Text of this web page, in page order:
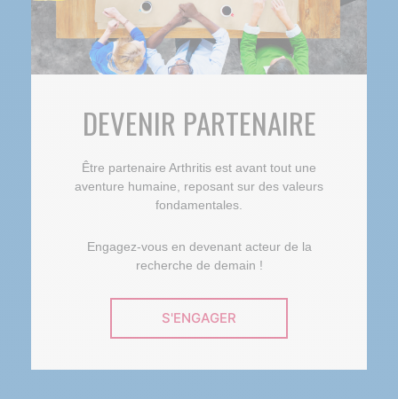
DEVENIR PARTENAIRE
Être partenaire Arthritis est avant tout une
aventure humaine, reposant sur des valeurs
fondamentales.
Engagez-vous en devenant acteur de la
recherche de demain !
S'ENGAGER